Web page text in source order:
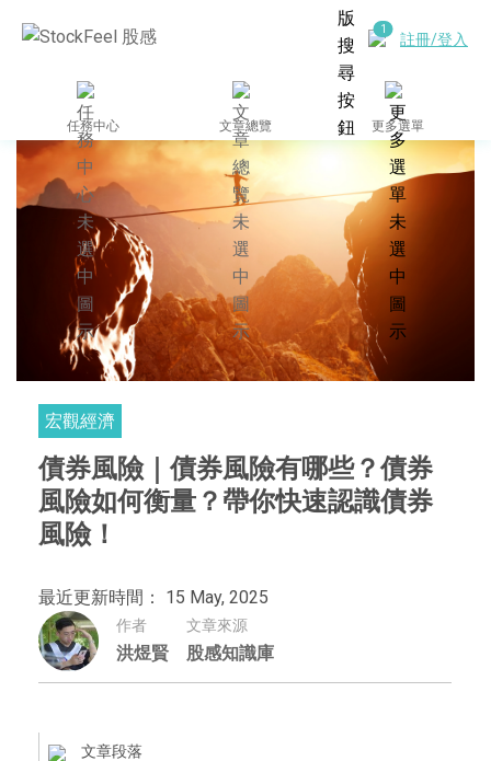
註冊/登入
任務中心 文章總覽 更多選單
宏觀經濟
債券風險｜債券風險有哪些？債券
風險如何衡量？帶你快速認識債券
風險！
最近更新時間： 15 May, 2025
作者
洪煜賢
文章來源
股感知識庫
文章段落